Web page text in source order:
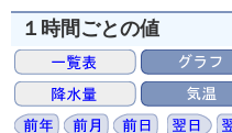
１時間ごとの値